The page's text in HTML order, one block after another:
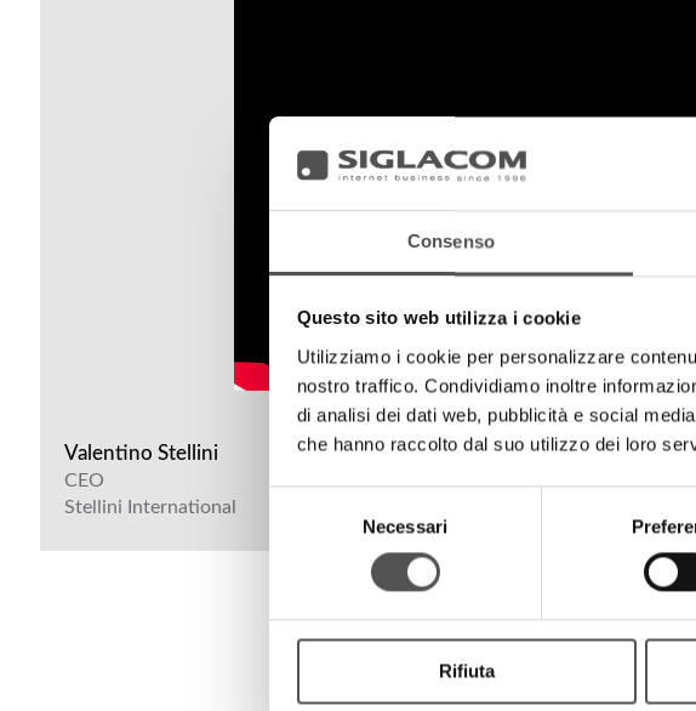
Consenso
Questo sito web utilizza i cookie
Utilizziamo i cookie per personalizzare
nostro traffico. Condividiamo inoltre
di analisi dei dati web, pubblicità e social
che hanno raccolto dal suo utilizzo dei loro
Necessari
Rifiuta
Valentino Stellini
CEO
Stellini International